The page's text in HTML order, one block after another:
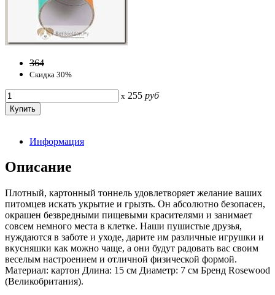
364
Скидка 30%
x 255 руб
Информация
Описание
Плотный, картонный тоннель удовлетворяет желание ваших
питомцев искать укрытие и грызть. Он абсолютно безопасен,
окрашен безвредными пищевыми красителями и занимает
совсем немного места в клетке. Наши пушистые друзья,
нуждаются в заботе и уходе, дарите им различные игрушки и
вкусняшки как можно чаще, а они будут радовать вас своим
веселым настроением и отличной физической формой.
Материал: картон Длина: 15 см Диаметр: 7 см Бренд Rosewood
(Великобритания).